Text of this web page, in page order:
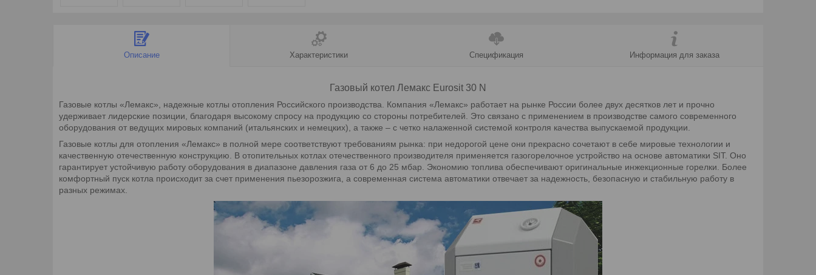
Описание Характеристики Спецификация Информация для заказа
Газовый котел Лемакс Eurosit 30 N
Газовые котлы «Лемакс», надежные котлы отопления Российского производства. Компания «Лемакс» работает на рынке России более двух десятков лет и прочно
удерживает лидерские позиции, благодаря высокому спросу на продукцию со стороны потребителей. Это связано с применением в производстве самого современного
оборудования от ведущих мировых компаний (итальянских и немецких), а также – с четко налаженной системой контроля качества выпускаемой продукции.
Газовые котлы для отопления «Лемакс» в полной мере соответствуют требованиям рынка: при недорогой цене они прекрасно сочетают в себе мировые технологии и
качественную отечественную конструкцию. В отопительных котлах отечественного производителя применяется газогорелочное устройство на основе автоматики SIT. Оно
гарантирует устойчивую работу оборудования в диапазоне давления газа от 6 до 25 мбар. Экономию топлива обеспечивают оригинальные инжекционные горелки. Более
комфортный пуск котла происходит за счет применения пьезорозжига, а современная система автоматики отвечает за надежность, безопасную и стабильную работу в
разных режимах.